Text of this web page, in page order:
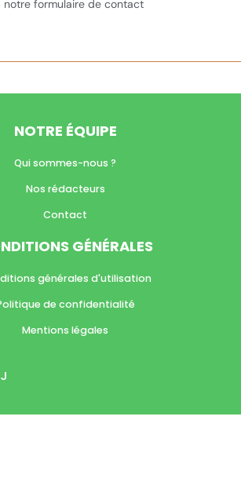
notre formulaire de contact
NOTRE ÉQUIPE
Qui sommes-nous ?
Nos rédacteurs
Contact
GÉNÉRALES
générales d'utilisation
de confidentialité
Mentions légales